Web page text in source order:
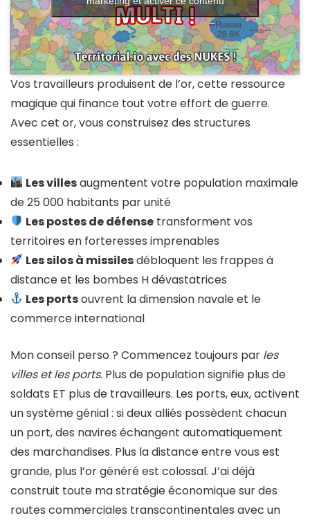
Vos travailleurs produisent de l’or, cette ressource
magique qui finance tout votre effort de guerre.
Avec cet or, vous construisez des structures
essentielles :
Les villesaugmentent votre population maximale
de 25 000 habitants par unité
Les postes de défense transforment vos
territoires en forteresses imprenables
Les silos à missilesdébloquent les frappes à
distance et les bombes H dévastatrices
Les portsouvrent la dimension navale et le
commerce international
Mon conseil perso ? Commencez toujours par les
villes et les ports. Plus de population signifie plus de
soldats ET plus de travailleurs. Les ports, eux, activent
un système génial : si deux alliés possèdent chacun
un port, des navires échangent automatiquement
des marchandises. Plus la distance entre vous est
grande, plus l’or généré est colossal. J’ai déjà
construit toute ma stratégie économique sur des
routes commerciales transcontinentales avec un